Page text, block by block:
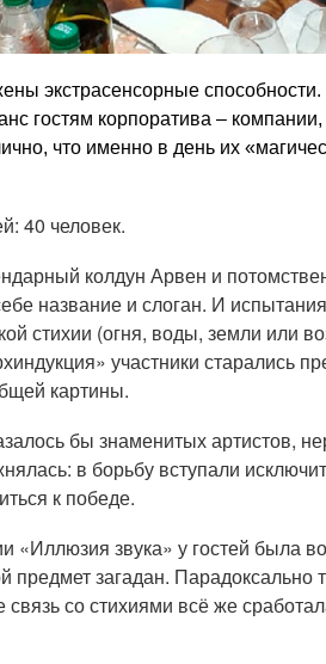
экстрасенсорные
гостям корпоратива –
что именно в день их
40 человек.
колдун Арвен и
название и слоган. И
стихии (огня, воды, земли или
участники старались
картины.
бы знаменитых артистов,
в борьбу вступали
к победе.
«Иллюзия звука» у гостей была
загадан. Парадоксально
со стихиями всё же
от ОАО